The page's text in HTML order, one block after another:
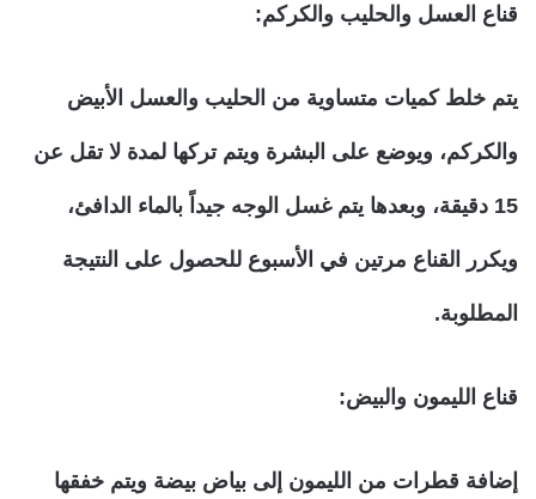
قناع العسل والحليب والكركم:
يتم خلط كميات متساوية من الحليب والعسل الأبيض
والكركم، ويوضع على البشرة ويتم تركها لمدة لا تقل عن
15 دقيقة، وبعدها يتم غسل الوجه جيداً بالماء الدافئ،
ويكرر القناع مرتين في الأسبوع للحصول على النتيجة
المطلوبة.
قناع الليمون والبيض:
إضافة قطرات من الليمون إلى بياض بيضة ويتم خفقها